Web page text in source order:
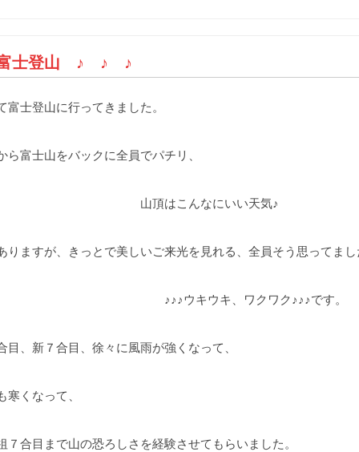
登山 ♪ ♪ ♪
富士登山に行ってきました。
ら富士山をバックに全員でパチリ、
こんなにいい天気♪
りますが、きっとで美しいご来光を見れる、全員そう思ってまし
ウキ、ワクワク♪♪♪です。
目、新７合目、徐々に風雨が強くなって、
寒くなって、
７合目まで山の恐ろしさを経験させてもらいました。